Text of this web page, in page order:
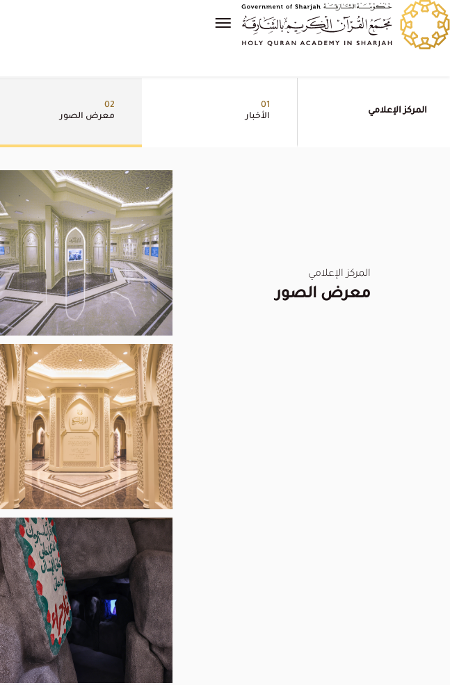
المركز الإعلامي
01
الأخبار
02
معرض الصور
المركز الإعلامي
معرض الصور